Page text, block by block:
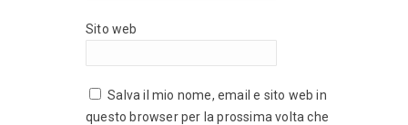
Sito web
Salva il mio nome, email e sito web in
questo browser per la prossima volta che